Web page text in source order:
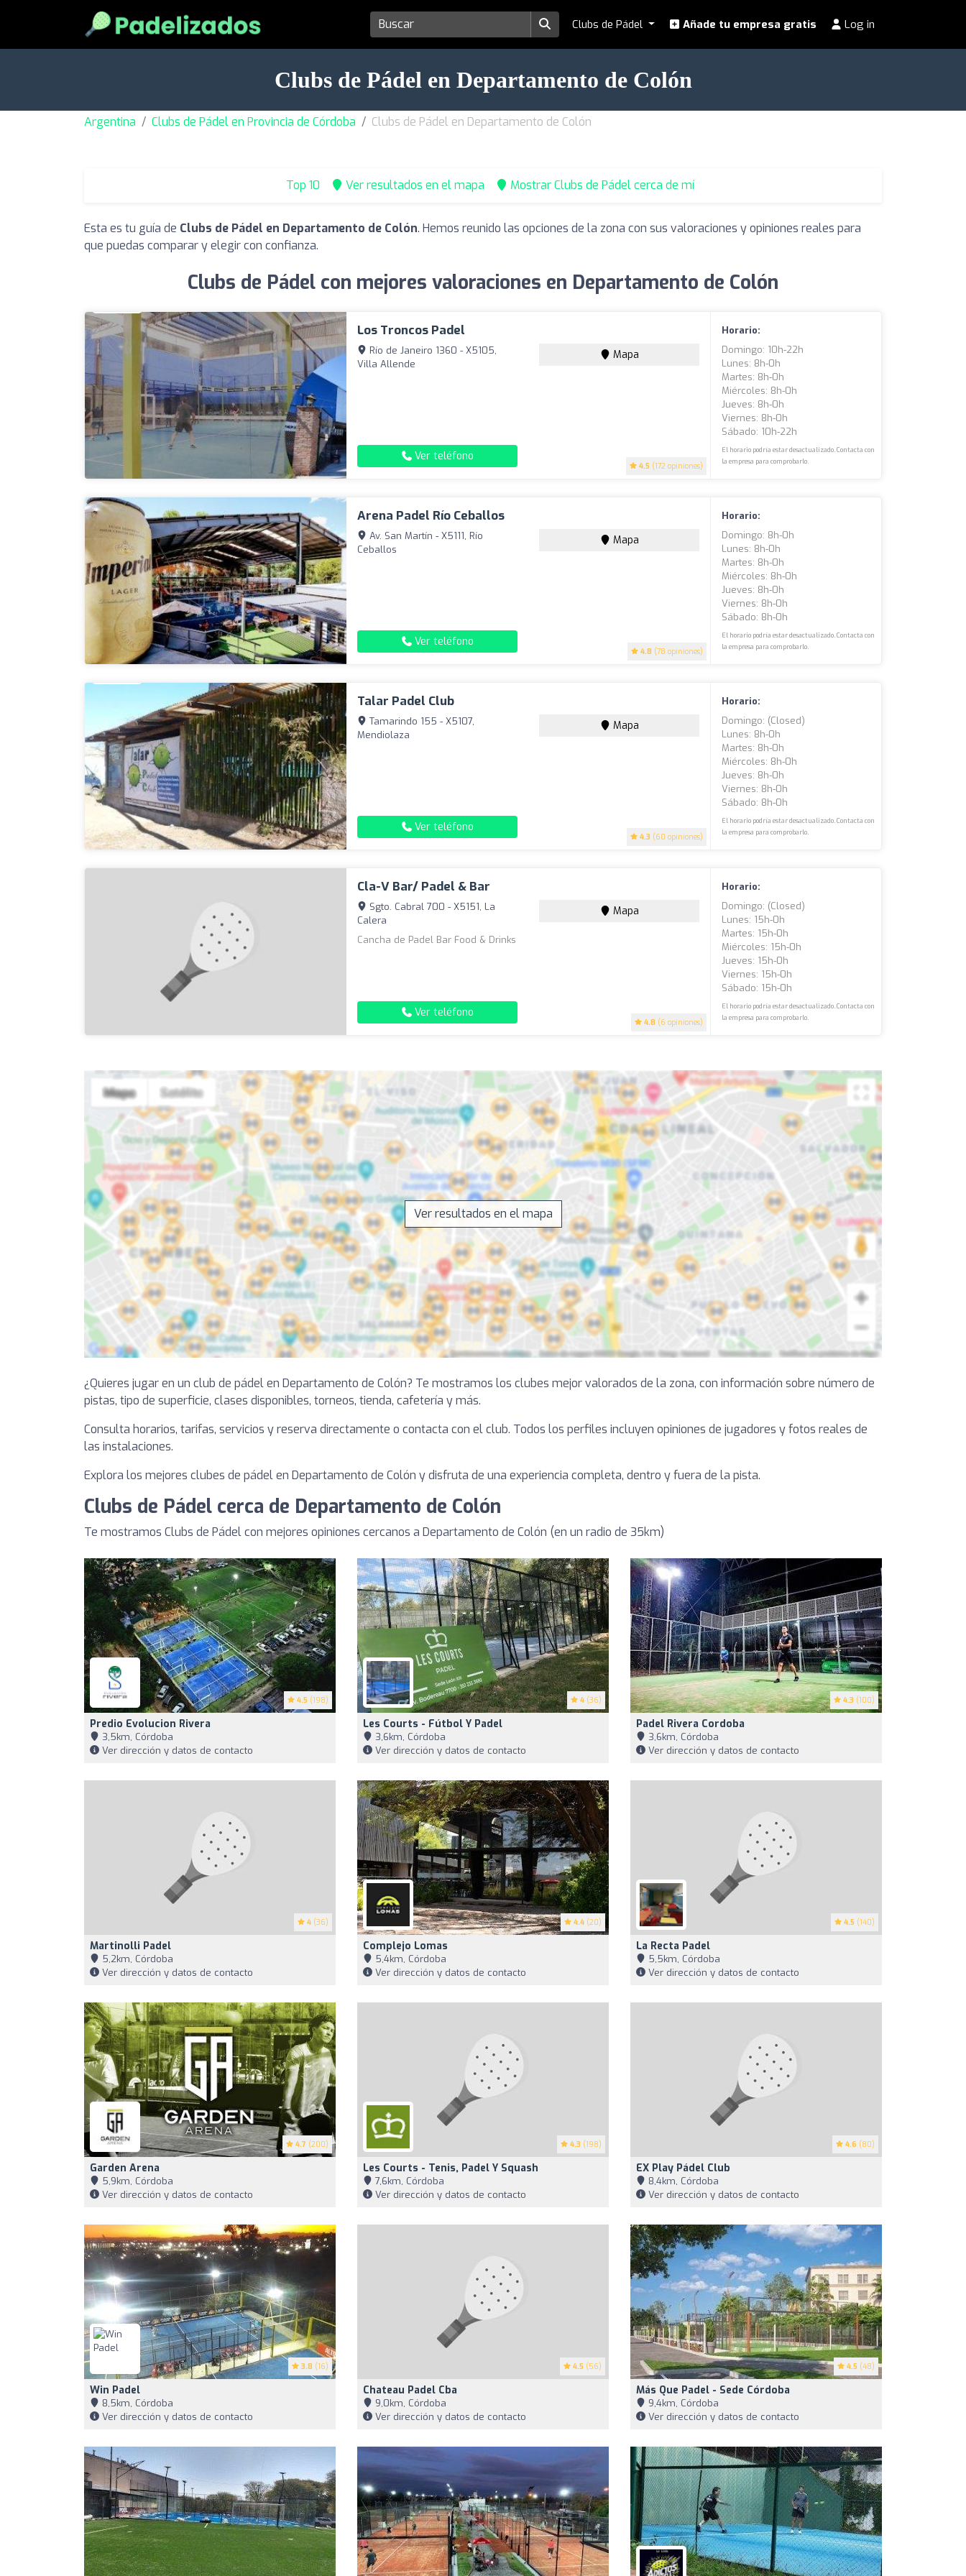
Clubs de Pádel Añade tu empresa gratis Log in
Clubs de Pádel en Departamento de Colón
Argentina Clubs de Pádel en Provincia de Córdoba Clubs de Pádel en Departamento de Colón
Top 10 Ver resultados en el mapa Mostrar Clubs de Pádel cerca de mí
Esta es tu guía de Clubs de Pádel en Departamento de Colón. Hemos reunido las opciones de la zona con sus valoraciones y opiniones reales para
que puedas comparar y elegir con confianza.
Clubs de Pádel con mejores valoraciones en Departamento de Colón
Los Troncos Padel
4.5 (172 opiniones)
Río de Janeiro 1360 - X5105,
Villa Allende
Mapa
Ver teléfono
Horario:
Domingo: 10h-22h
Lunes: 8h-0h
Martes: 8h-0h
Miércoles: 8h-0h
Jueves: 8h-0h
Viernes: 8h-0h
Sábado: 10h-22h
El horario podría estar desactualizado. Contacta con
la empresa para comprobarlo.
Arena Padel Río Ceballos
4.8 (78 opiniones)
Av. San Martín - X5111, Río
Ceballos
Mapa
Ver teléfono
Horario:
Domingo: 8h-0h
Lunes: 8h-0h
Martes: 8h-0h
Miércoles: 8h-0h
Jueves: 8h-0h
Viernes: 8h-0h
Sábado: 8h-0h
El horario podría estar desactualizado. Contacta con
la empresa para comprobarlo.
Talar Padel Club
4.3 (60 opiniones)
Tamarindo 155 - X5107,
Mendiolaza
Mapa
Ver teléfono
Horario:
Domingo: (closed)
Lunes: 8h-0h
Martes: 8h-0h
Miércoles: 8h-0h
Jueves: 8h-0h
Viernes: 8h-0h
Sábado: 8h-0h
El horario podría estar desactualizado. Contacta con
la empresa para comprobarlo.
Cla-V Bar/ Padel & Bar
4.8 (6 opiniones)
Sgto. Cabral 700 - X5151, La
Calera
Mapa
Cancha de Padel Bar Food & Drinks
Ver teléfono
Horario:
Domingo: (closed)
Lunes: 15h-0h
Martes: 15h-0h
Miércoles: 15h-0h
Jueves: 15h-0h
Viernes: 15h-0h
Sábado: 15h-0h
El horario podría estar desactualizado. Contacta con
la empresa para comprobarlo.
Ver resultados en el mapa
¿Quieres jugar en un club de pádel en Departamento de Colón? Te mostramos los clubes mejor valorados de la zona, con información sobre número de
pistas, tipo de superficie, clases disponibles, torneos, tienda, cafetería y más.
Consulta horarios, tarifas, servicios y reserva directamente o contacta con el club. Todos los perfiles incluyen opiniones de jugadores y fotos reales de
las instalaciones.
Explora los mejores clubes de pádel en Departamento de Colón y disfruta de una experiencia completa, dentro y fuera de la pista.
Clubs de Pádel cerca de Departamento de Colón
Te mostramos Clubs de Pádel con mejores opiniones cercanos a Departamento de Colón (en un radio de 35km)
4.5 (198)
Predio Evolucion Rivera
3,5km, Córdoba
Ver dirección y datos de contacto
4 (36)
Les Courts - Fútbol Y Padel
3,6km, Córdoba
Ver dirección y datos de contacto
4.3 (100)
Padel Rivera Cordoba
3,6km, Córdoba
Ver dirección y datos de contacto
4 (36)
Martinolli Padel
5,2km, Córdoba
Ver dirección y datos de contacto
4.4 (20)
Complejo Lomas
5,4km, Córdoba
Ver dirección y datos de contacto
4.5 (140)
La Recta Padel
5,5km, Córdoba
Ver dirección y datos de contacto
4.7 (200)
Garden Arena
5,9km, Córdoba
Ver dirección y datos de contacto
4.3 (198)
Les Courts - Tenis, Padel Y Squash
7,6km, Córdoba
Ver dirección y datos de contacto
4.6 (80)
EX Play Pádel Club
8,4km, Córdoba
Ver dirección y datos de contacto
3.8 (16)
Win Padel
8,5km, Córdoba
Ver dirección y datos de contacto
4.5 (56)
Chateau Padel Cba
9,0km, Córdoba
Ver dirección y datos de contacto
4.5 (48)
Más Que Padel - Sede Córdoba
9,4km, Córdoba
Ver dirección y datos de contacto